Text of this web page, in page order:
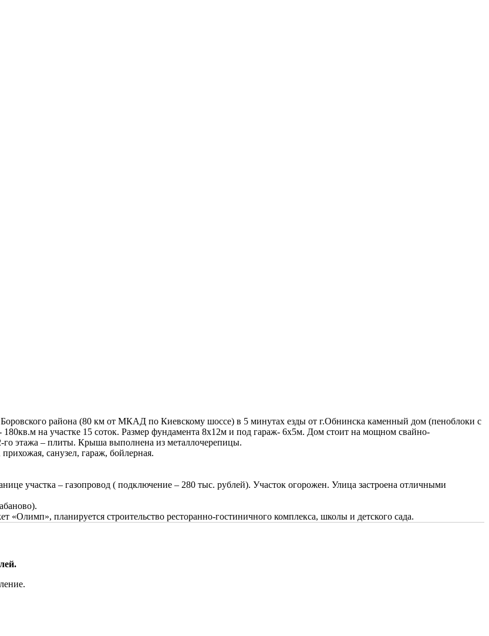
района (80 км от МКАД по Киевскому шоссе) в 5 минутах езды от г.Обнинска каменный дом (пеноблоки с
на участке 15 соток. Размер фундамента 8х12м и под гараж- 6х5м. Дом стоит на мощном свайно-
го этажа – плиты. Крыша выполнена из металлочерепицы.
санузел, гараж, бойлерная.
участка – газопровод ( подключение – 280 тыс. рублей). Участок огорожен. Улица застроена отличными
«Олимп», планируется строительство ресторанно-гостиничного комплекса, школы и детского сада.